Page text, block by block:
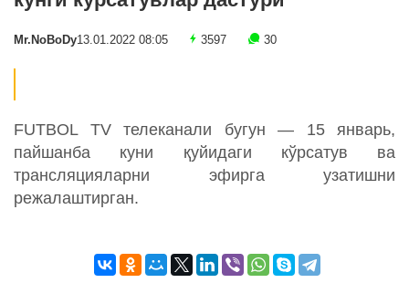
Mr.NoBoDy13.01.2022 08:05 3597 30
FUTBOL TV телеканали бугун — 15 январь,
пайшанба куни қуйидаги кўрсатув ва
трансляцияларни эфирга узатишни
режалаштирган.